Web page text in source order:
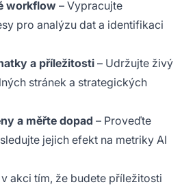
workflow – Vypracujte
pro analýzu dat a identifikaci
a příležitosti – Udržujte živý
stránek a strategických
a měřte dopad – Proveďte
jejich efekt na metriky AI
akci tím, že budete příležitosti